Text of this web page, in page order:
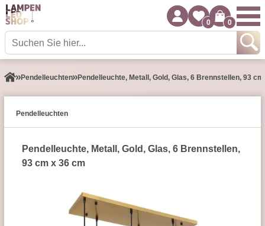
0 0
Pendel­leuchten Pendelleuchte, Metall, Gold, Glas, 6 Brennstellen, 93
Pendel­leuchten
Pendelleuchte, Metall, Gold, Glas, 6 Brennstellen,
93 cm x 36 cm